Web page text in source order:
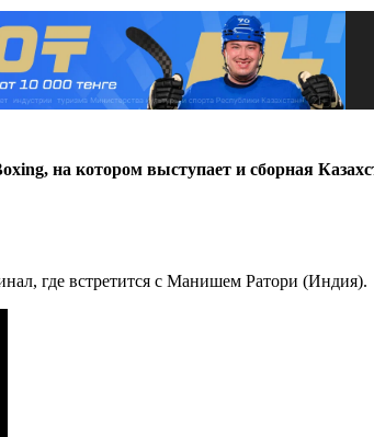
на котором выступает и сборная
где встретится с Манишем Ратори (Индия).